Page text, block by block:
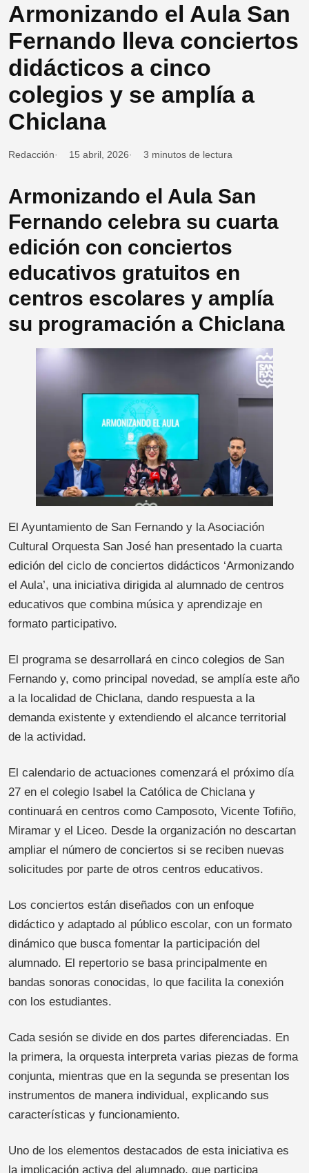
Armonizando el Aula San
Fernando lleva conciertos
didácticos a cinco
colegios y se amplía a
Chiclana
Redacción 15 abril, 2026 3 minutos de lectura
Armonizando el Aula San
Fernando celebra su cuarta
edición con conciertos
educativos gratuitos en
centros escolares y amplía
su programación a Chiclana
El Ayuntamiento de San Fernando y la Asociación
Cultural Orquesta San José han presentado la cuarta
edición del ciclo de conciertos didácticos ‘Armonizando
el Aula’, una iniciativa dirigida al alumnado de centros
educativos que combina música y aprendizaje en
formato participativo.
El programa se desarrollará en cinco colegios de San
Fernando y, como principal novedad, se amplía este año
a la localidad de Chiclana, dando respuesta a la
demanda existente y extendiendo el alcance territorial
de la actividad.
El calendario de actuaciones comenzará el próximo día
27 en el colegio Isabel la Católica de Chiclana y
continuará en centros como Camposoto, Vicente Tofiño,
Miramar y el Liceo. Desde la organización no descartan
ampliar el número de conciertos si se reciben nuevas
solicitudes por parte de otros centros educativos.
Los conciertos están diseñados con un enfoque
didáctico y adaptado al público escolar, con un formato
dinámico que busca fomentar la participación del
alumnado. El repertorio se basa principalmente en
bandas sonoras conocidas, lo que facilita la conexión
con los estudiantes.
Cada sesión se divide en dos partes diferenciadas. En
la primera, la orquesta interpreta varias piezas de forma
conjunta, mientras que en la segunda se presentan los
instrumentos de manera individual, explicando sus
características y funcionamiento.
Uno de los elementos destacados de esta iniciativa es
la implicación activa del alumnado, que participa